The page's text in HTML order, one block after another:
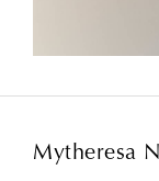
Mytheresa